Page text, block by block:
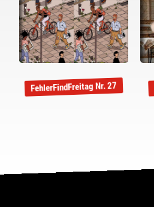
FehlerFindFreitag Nr. 27